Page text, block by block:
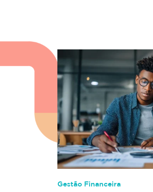
Gestão Financeira